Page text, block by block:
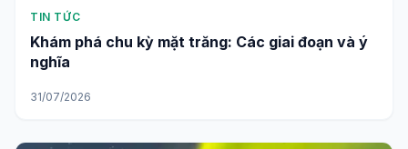
TIN TỨC
Khám phá chu kỳ mặt trăng: Các giai đoạn và ý
nghĩa
31/07/2026